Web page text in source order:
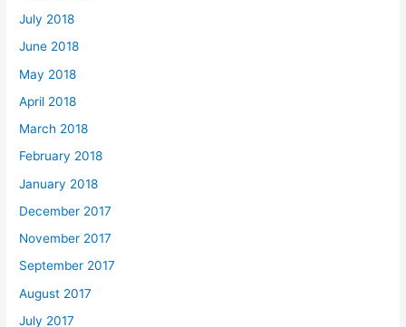
July 2018
June 2018
May 2018
April 2018
March 2018
February 2018
January 2018
December 2017
November 2017
September 2017
August 2017
July 2017